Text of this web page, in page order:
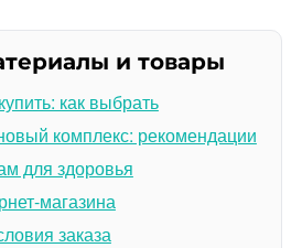
и товары
как выбрать
комплекс: рекомендации
для здоровья
магазина
заказа